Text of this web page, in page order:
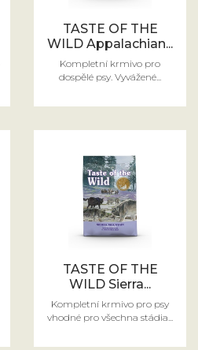
TASTE OF THE
WILD Appalachian...
Kompletní krmivo pro
dospělé psy. Vyvážené...
TASTE OF THE
WILD Sierra...
Kompletní krmivo pro psy
vhodné pro všechna stádia...